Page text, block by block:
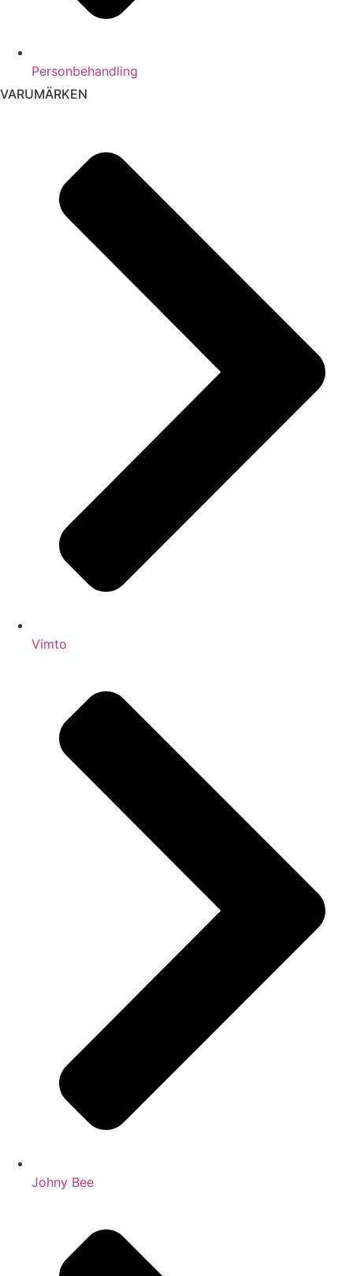
Personbehandling
VARUMÄRKEN
Vimto
Johny Bee